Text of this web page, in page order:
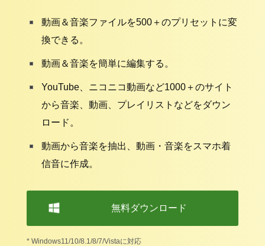
動画＆音楽ファイルを500＋のプリセットに変
換できる。
動画＆音楽を簡単に編集する。
YouTube、ニコニコ動画など1000＋のサイト
から音楽、動画、プレイリストなどをダウン
ロード。
動画から音楽を抽出、動画・音楽をスマホ着
信音に作成。
無料ダウンロード
* Windows11/10/8.1/8/7/Vistaに対応